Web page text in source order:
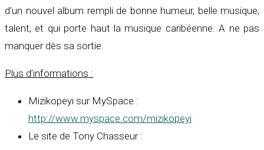
d’un nouvel album rempli de bonne humeur, belle musique,
talent, et qui porte haut la musique caribéenne. A ne pas
manquer dès sa sortie.
Plus d’informations :
Mizikopeyi sur MySpace :
http://www.myspace.com/mizikopeyi
Le site de Tony Chasseur :